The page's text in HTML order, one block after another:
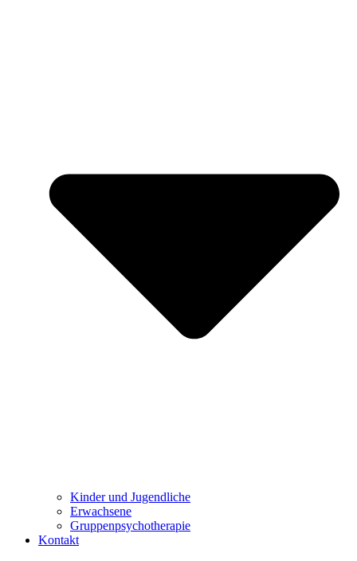
Kinder und Jugendliche
Erwachsene
Gruppenpsychotherapie
Kontakt